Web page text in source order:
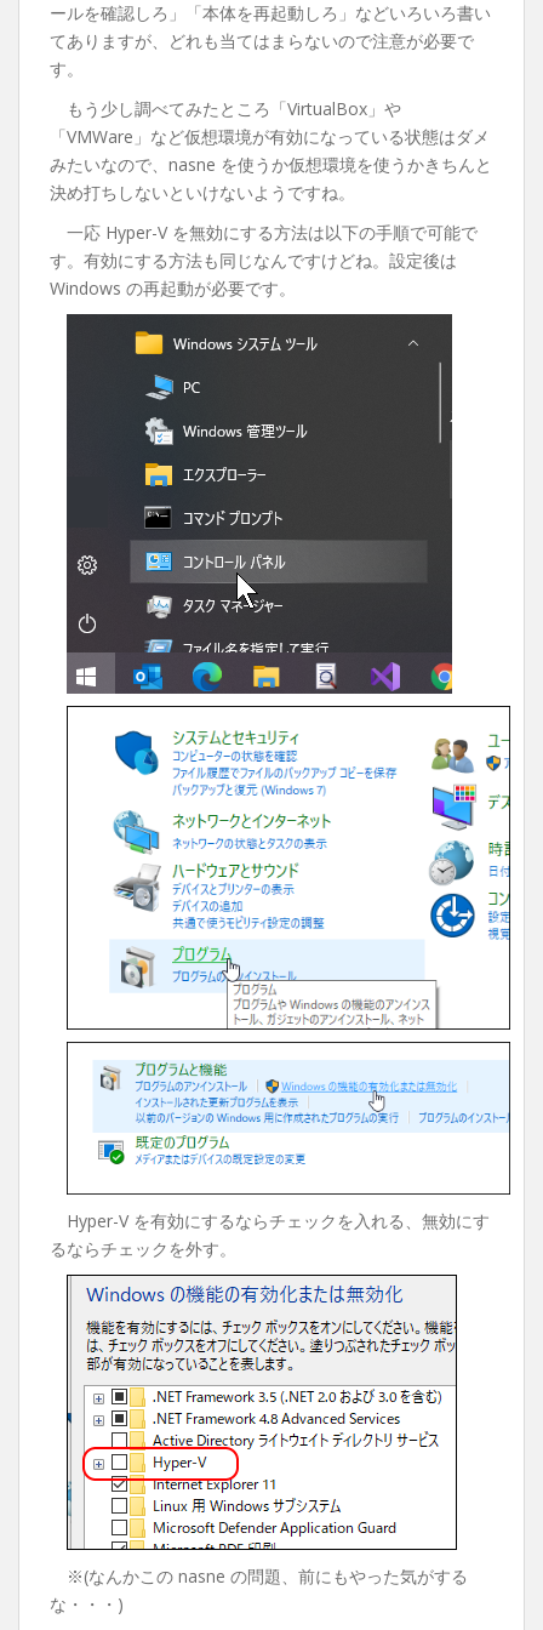
ールを確認しろ」「本体を再起動しろ」などいろいろ書い
てありますが、どれも当てはまらないので注意が必要で
す。
もう少し調べてみたところ「VirtualBox」や
「VMWare」など仮想環境が有効になっている状態はダメ
みたいなので、nasne を使うか仮想環境を使うかきちんと
決め打ちしないといけないようですね。
一応 Hyper-V を無効にする方法は以下の手順で可能で
す。有効にする方法も同じなんですけどね。設定後は
Windows の再起動が必要です。
Hyper-V を有効にするならチェックを入れる、無効にす
るならチェックを外す。
※(なんかこの nasne の問題、前にもやった気がする
な・・・)